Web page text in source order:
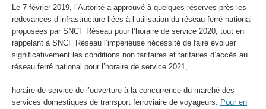
Le 7 février 2019, l’Autorité a approuvé à quelques réserves près les
redevances d’infrastructure liées à l’utilisation du réseau ferré national
proposées par SNCF Réseau pour l’horaire de service 2020, tout en
rappelant à SNCF Réseau l’impérieuse nécessité de faire évoluer
significativement les conditions non tarifaires et tarifaires d’accès au
réseau ferré national pour l’horaire de service 2021,
horaire de service de l’ouverture à la concurrence du marché des
services domestiques de transport ferroviaire de voyageurs. Pour en